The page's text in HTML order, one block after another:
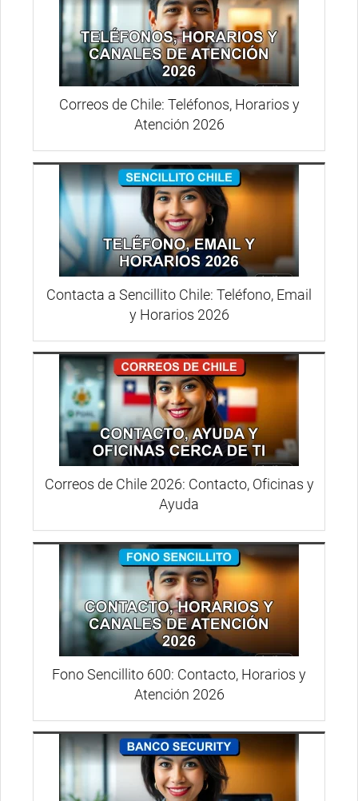
Correos de Chile: Teléfonos, Horarios y
Atención 2026
Contacta a Sencillito Chile: Teléfono, Email
y Horarios 2026
Correos de Chile 2026: Contacto, Oficinas y
Ayuda
Fono Sencillito 600: Contacto, Horarios y
Atención 2026